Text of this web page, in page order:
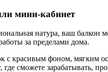
мини-кабинет
натура, ваш
за пределами дома.
с красивым фоном, мягким
сможете зарабатывать,